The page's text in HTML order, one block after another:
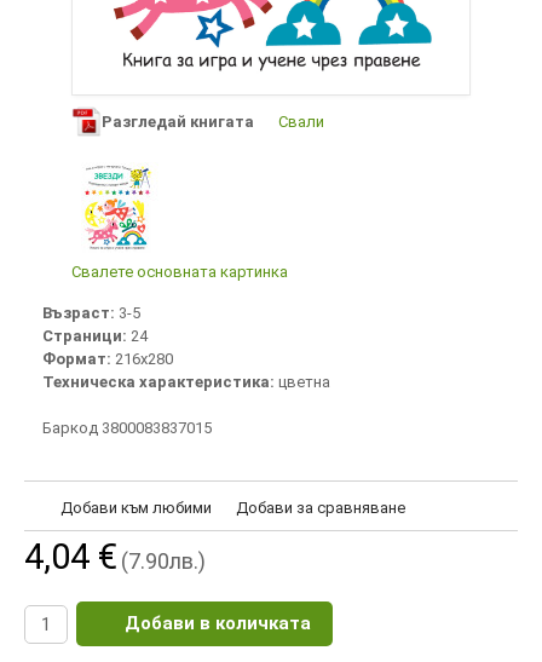
Разгледай книгата Свали
Свалете основната картинка
Възраст: 3-5
Страници: 24
Формат: 216х280
Техническа характеристика: цветна
Баркод 3800083837015
Добави към любими Добави за сравняване
4,04 € (7.90лв.)
Добави в количката